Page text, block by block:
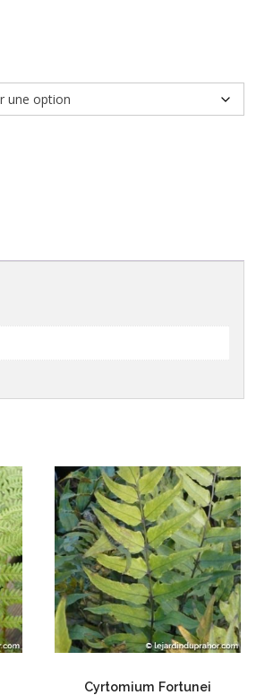
Cyrtomium Fortunei